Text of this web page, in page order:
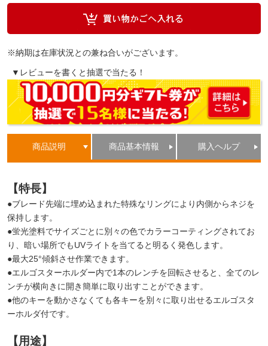
※納期は在庫状況との兼ね合いがございます。
▼レビューを書くと抽選で当たる！
商品説明 商品基本情報 購入ヘルプ
【特長】
●ブレード先端に埋め込まれた特殊なリングにより内側からネジを
保持します。
●蛍光塗料でサイズごとに別々の色でカラーコーティングされてお
り、暗い場所でもUVライトを当てると明るく発色します。
●最大25°傾斜させ作業できます。
●エルゴスターホルダー内で1本のレンチを回転させると、全てのレ
ンチが横向きに開き簡単に取り出すことができます。
●他のキーを動かさなくても各キーを別々に取り出せるエルゴスタ
ーホルダ付です。
【用途】